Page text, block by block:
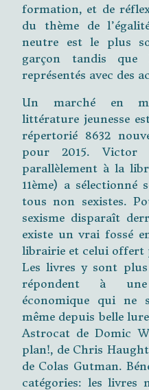
formation, et de
du thème de
neutre est le plus
garçon tandis
représentés avec des
Un marché en
littérature jeunesse
répertorié 8632
pour 2015. Victor
parallèlement à la
11ème) a
tous non sexistes.
sexisme disparaît
existe un vrai fossé
librairie et celui offert
Les livres y sont
répondent à une
économique qui ne
même depuis belle
Astrocat de Domic
plan!, de Chris
de Colas Gutman.
catégories: les livres